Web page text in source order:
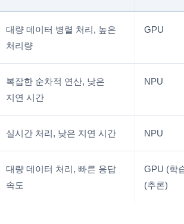
대량 데이터 병렬 처리, 높은
처리량
GPU
복잡한 순차적 연산, 낮은
지연 시간
NPU
실시간 처리, 낮은 지연 시간 NPU
대량 데이터 처리, 빠른 응답
속도
GPU (학
(추론)